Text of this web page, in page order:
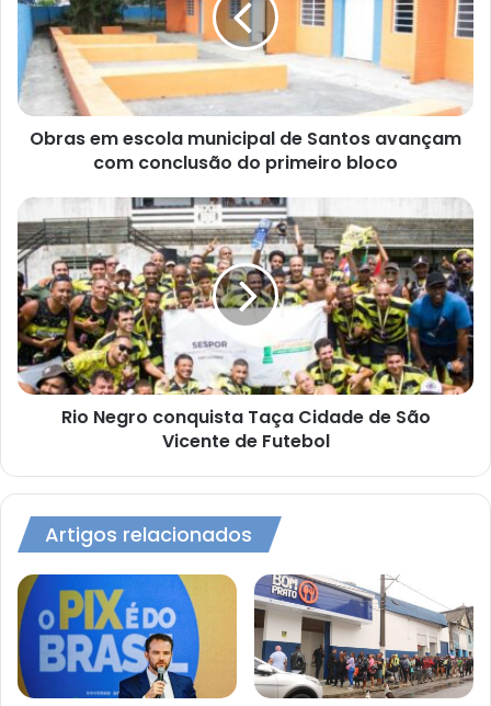
de
Santos
avançam
com
conclusão
doObras em escola municipal de Santos avançam
com conclusão do primeiro bloco
Negro
conquista
Taça
Cidade
de
São
Vicente
de
FutebolRio Negro conquista Taça Cidade de São
Vicente de Futebol
Artigos relacionados